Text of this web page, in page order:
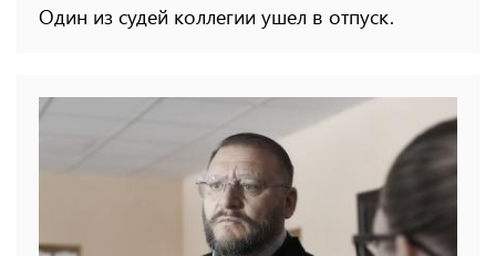
Один из судей коллегии ушел в отпуск.